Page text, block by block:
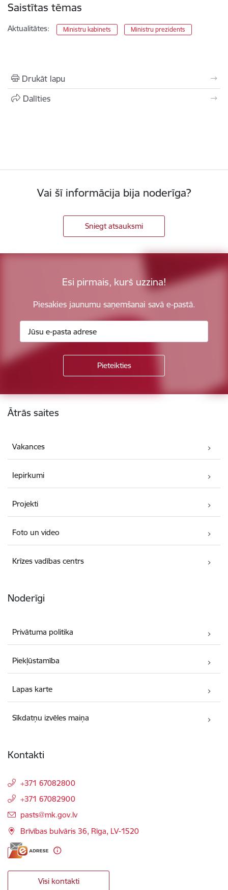
Saistītas tēmas
Aktualitātes: Ministru kabinets Ministru prezidents
Drukāt lapu
Dalīties
Vai šī informācija bija noderīga?
Sniegt atsauksmi
Esi pirmais, kurš uzzina!
Piesakies jaunumu saņemšanai savā e-pastā.
Kājene
Ātrās saites
Vakances
Iepirkumi
Projekti
Foto un video
Krīzes vadības centrs
Noderīgi
Privātuma politika
Piekļūstamība
Lapas karte
Sīkdatņu izvēles maiņa
Kontakti
+371 67082800
+371 67082900
E-pasts:
pasts@mk.gov.lv
Brīvības bulvāris 36, Rīga, LV-1520
Visi kontakti